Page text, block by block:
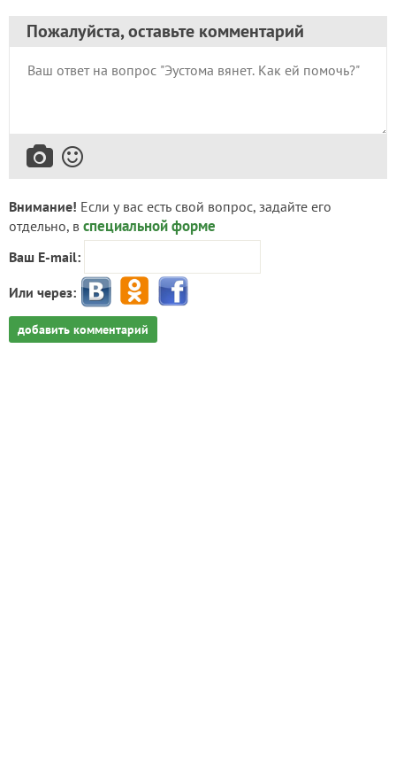
Пожалуйста, оставьте комментарий
Внимание! Если у вас есть свой вопрос, задайте его
отдельно, в специальной форме
Ваш E-mail:
Или через:
добавить комментарий